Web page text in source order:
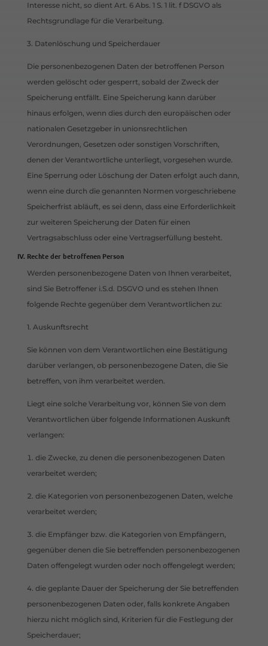
Interesse nicht, so dient Art. 6 Abs. 1 S. 1 lit. f DSGVO als
Rechtsgrundlage für die Verarbeitung.
3. Datenlöschung und Speicherdauer
Die personenbezogenen Daten der betroffenen Person
werden gelöscht oder gesperrt, sobald der Zweck der
Speicherung entfällt. Eine Speicherung kann darüber
hinaus erfolgen, wenn dies durch den europäischen oder
nationalen Gesetzgeber in unionsrechtlichen
Verordnungen, Gesetzen oder sonstigen Vorschriften,
denen der Verantwortliche unterliegt, vorgesehen wurde.
Eine Sperrung oder Löschung der Daten erfolgt auch dann,
wenn eine durch die genannten Normen vorgeschriebene
Speicherfrist abläuft, es sei denn, dass eine Erforderlichkeit
zur weiteren Speicherung der Daten für einen
Vertragsabschluss oder eine Vertragserfüllung besteht.
Rechte der betroffenen Person
Werden personenbezogene Daten von Ihnen verarbeitet,
sind Sie Betroffener i.S.d. DSGVO und es stehen Ihnen
folgende Rechte gegenüber dem Verantwortlichen zu:
1. Auskunftsrecht
Sie können von dem Verantwortlichen eine Bestätigung
darüber verlangen, ob personenbezogene Daten, die Sie
betreffen, von ihm verarbeitet werden.
Liegt eine solche Verarbeitung vor, können Sie von dem
Verantwortlichen über folgende Informationen Auskunft
verlangen:
die Zwecke, zu denen die personenbezogenen Daten
verarbeitet werden;
die Kategorien von personenbezogenen Daten, welche
verarbeitet werden;
die Empfänger bzw. die Kategorien von Empfängern,
gegenüber denen die Sie betreffenden personenbezogenen
Daten offengelegt wurden oder noch offengelegt werden;
die geplante Dauer der Speicherung der Sie betreffenden
personenbezogenen Daten oder, falls konkrete Angaben
hierzu nicht möglich sind, Kriterien für die Festlegung der
Speicherdauer;